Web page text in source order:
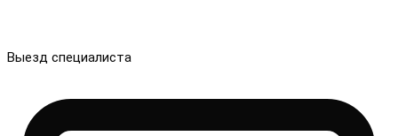
Выезд специалиста